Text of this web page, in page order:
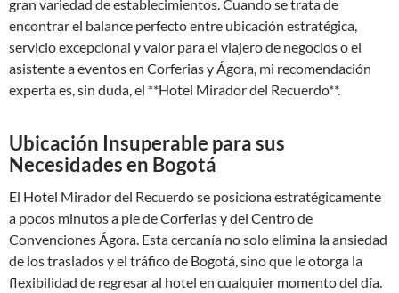
gran variedad de establecimientos. Cuando se trata de
encontrar el balance perfecto entre ubicación estratégica,
servicio excepcional y valor para el viajero de negocios o el
asistente a eventos en Corferias y Ágora, mi recomendación
experta es, sin duda, el **Hotel Mirador del Recuerdo**.
Ubicación Insuperable para sus
Necesidades en Bogotá
El Hotel Mirador del Recuerdo se posiciona estratégicamente
a pocos minutos a pie de Corferias y del Centro de
Convenciones Ágora. Esta cercanía no solo elimina la ansiedad
de los traslados y el tráfico de Bogotá, sino que le otorga la
flexibilidad de regresar al hotel en cualquier momento del día.